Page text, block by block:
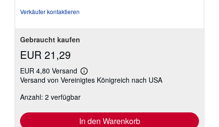
Verkäufer kontaktieren
Gebraucht kaufen
EUR 21,29
EUR 4,80 Versand
Weitere
Informationen
Versand von Vereinigtes Königreich nach USA
Anzahl: 2 verfügbar
In den Warenkorb